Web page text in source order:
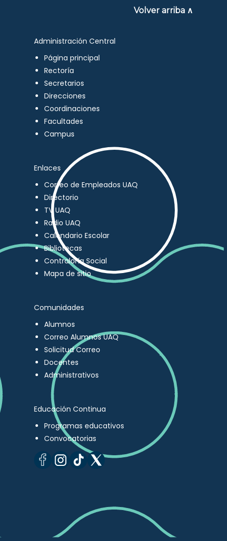
Volver arriba ∧
Administración Central
Página principal
Rectoría
Secretarios
Direcciones
Coordinaciones
Facultades
Campus
Enlaces
Correo de Empleados UAQ
Directorio
TV UAQ
Radio UAQ
Calendario Escolar
Bibliotecas
Contraloría Social
Mapa de sitio
Comunidades
Alumnos
Correo Alumnos UAQ
Solicitud Correo
Docentes
Administrativos
Educación Continua
Programas educativos
Convocatorias